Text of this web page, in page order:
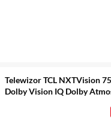
Telewizor TCL NXTVision
Dolby Vision IQ Dolby